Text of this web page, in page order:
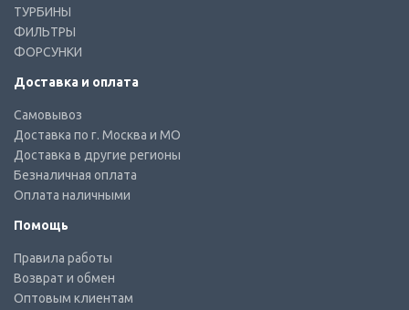
ТУРБИНЫ
ФИЛЬТРЫ
ФОРСУНКИ
Доставка и оплата
Самовывоз
Доставка по г. Москва и МО
Доставка в другие регионы
Безналичная оплата
Оплата наличными
Помощь
Правила работы
Возврат и обмен
Оптовым клиентам